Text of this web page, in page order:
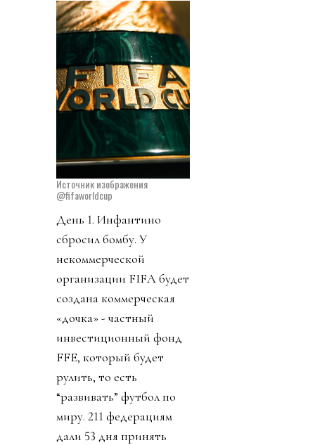
Источник изображения
@fifaworldcup
День 1. Инфантино
сбросил бомбу. У
некоммерческой
организации FIFA будет
создана коммерческая
«дочка» - частный
инвестиционный фонд
FFE, который будет
рулить, то есть
“развивать” футбол по
миру. 211 федерациям
дали 53 дня принять